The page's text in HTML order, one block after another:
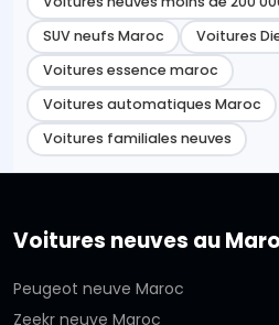
SUV neufs Maroc
Voitures
Voitures essence maroc
Voitures automatiques Maroc
Voitures familiales neuves
Voitures neuves au
Peugeot neuve Maroc
Zeekr neuve Maroc